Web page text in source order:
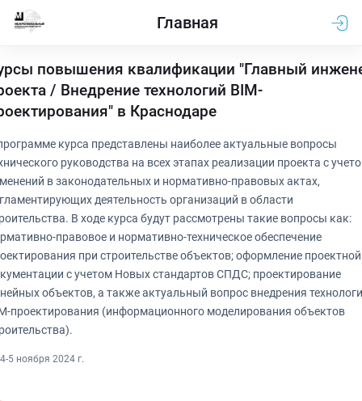
Главная
повышения квалификации "Главный
/ Внедрение технологий BIM-
в Краснодаре
курса представлены наиболее актуальные вопросы
руководства на всех этапах реализации проекта с
в законодательных и нормативно-правовых актах,
деятельность организаций в области
В ходе курса будут рассмотрены такие вопросы как:
правовое и нормативно-техническое обеспечение
при строительстве объектов; оформление проектной
с учетом Новых стандартов СПДС; проектирование
объектов, а также актуальный вопрос внедрения
проектирования (информационного моделирования объектов
4-5 ноября 2024 г.